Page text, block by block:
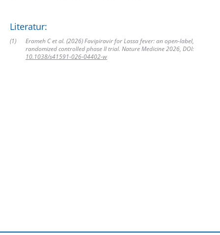
Literatur:
(1)
Erameh C et al. (2026) Favipiravir for Lassa fever: an open-label,
randomized controlled phase II trial. Nature Medicine 2026, DOI:
10.1038/s41591-026-04402-w